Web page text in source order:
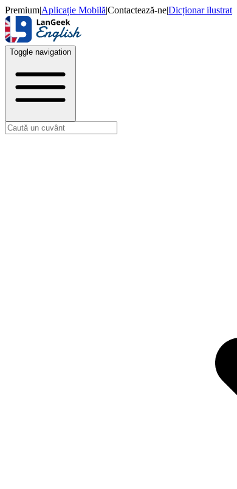
Premium|Aplicație Mobilă|Contactează-ne|Dicționar ilustrat
Toggle navigation